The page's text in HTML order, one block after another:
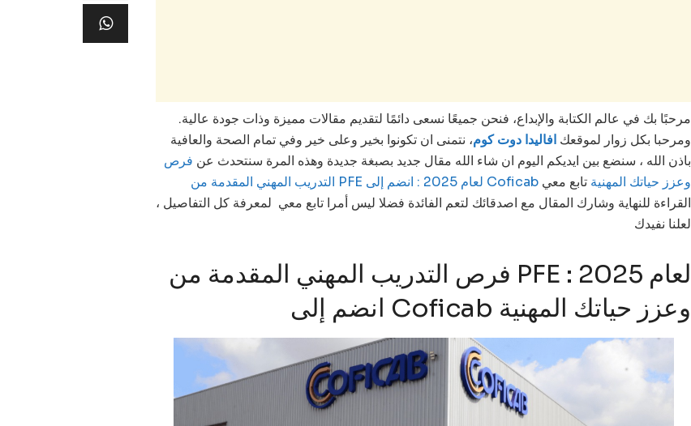
مرحبًا بك في عالم الكتابة والإبداع، فنحن جميعًا نسعى دائمًا لتقديم مقالات مميزة وذات جودة عالية.
ومرحبا بكل زوار لموقعك افاليدا دوت كوم، نتمنى ان تكونوا بخير وعلى خير وفي تمام الصحة والعافية
باذن الله ، سنضع بين ايديكم اليوم ان شاء الله مقال جديد بصبغة جديدة وهذه المرة سنتحدث عن فرص
التدريب المهني المقدمة من PFE لعام 2025 : انضم إلى Coficab
وعزز حياتك المهنية تابع معي
القراءة للنهاية وشارك المقال مع اصدقائك لتعم الفائدة فضلا ليس أمرا تابع معي لمعرفة كل التفاصيل ،
لعلنا نفيدك
فرص التدريب المهني المقدمة من PFE لعام 2025 :
انضم إلى Coficab وعزز حياتك المهنية